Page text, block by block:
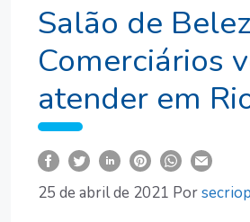
Salão de
Comerciários
atender em
25 de abril de 2021 Por